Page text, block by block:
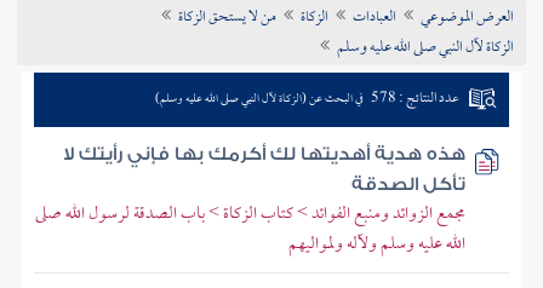
تراجم الأعلام
العرض الموضوعي العبادات الزكاة
من لا يستحق الزكاة
الزكاة لآل النبي صلى الله عليه وسلم
عدد النتائج : 578 في البحث عن (الزكاة لآل النبي صلى الله عليه وسلم)
هذه هدية أهديتها لك أكرمك بها فإني رأيتك لا
تأكل الصدقة
مجمع الزوائد ومنبع الفوائد > كتاب الزكاة > باب الصدقة لرسول الله صلى
الله عليه وسلم ولآله ولمواليهم